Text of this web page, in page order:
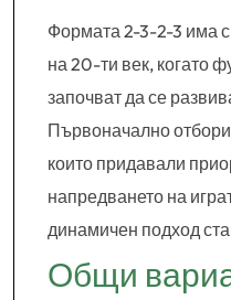
Формата 2-3-2-3 има
на 20-ти век, когато
започват да се
Първоначално
които придавали
напредването на
динамичен подход
Общи